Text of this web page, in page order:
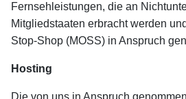
Fernsehleistungen, die an
Mitgliedstaaten erbracht werden
Stop-Shop (MOSS) in Anspruch
Hosting
Die von uns in Anspruch